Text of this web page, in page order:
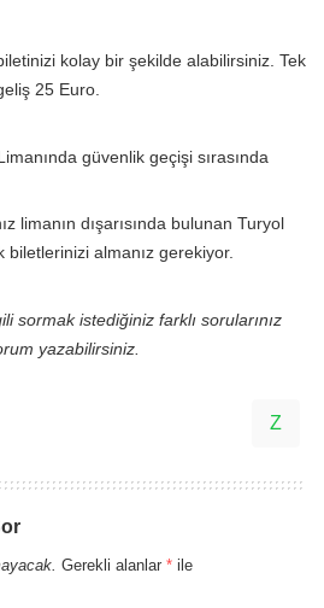
kolay bir şekilde alabilirsiniz. Tek
25 Euro.
güvenlik geçişi sırasında
limanın dışarısında bulunan Turyol
almanız gerekiyor.
sormak istediğiniz farklı sorularınız
yazabilirsiniz.
Gerekli alanlar * ile